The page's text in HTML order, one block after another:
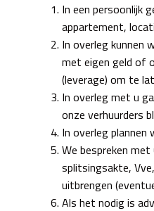
In een persoonlijk
appartement,
In overleg kunnen
met eigen geld of
(leverage) om te
In overleg met u
onze verhuurders
In overleg
We bespreken
splitsingsakte,
uitbrengen
Als het nodig is